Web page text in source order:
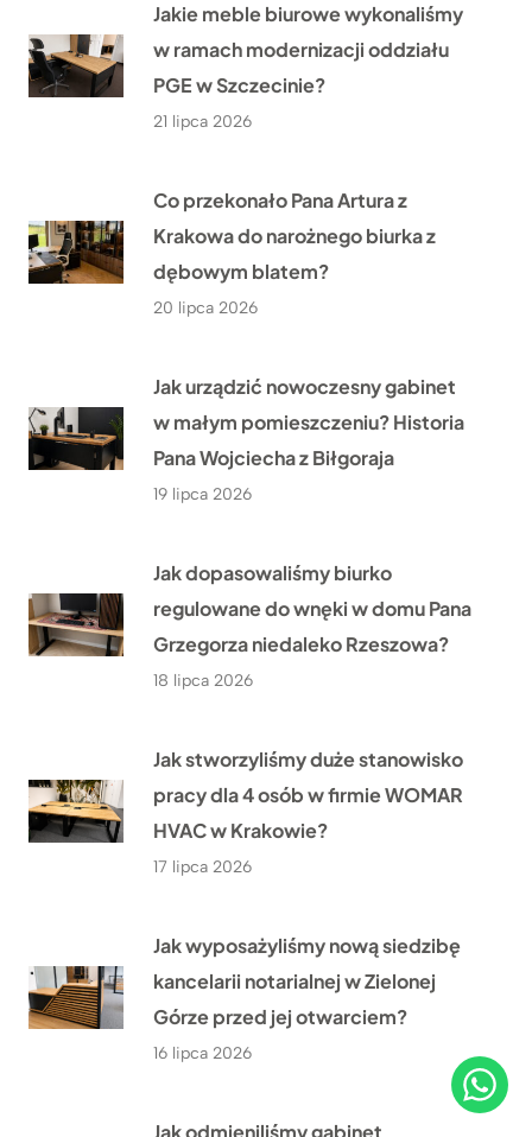
Jakie meble biurowe wykonaliśmy
w ramach modernizacji oddziału
PGE w Szczecinie?
21 lipca 2026
Co przekonało Pana Artura z
Krakowa do narożnego biurka z
dębowym blatem?
20 lipca 2026
Jak urządzić nowoczesny gabinet
w małym pomieszczeniu? Historia
Pana Wojciecha z Biłgoraja
19 lipca 2026
Jak dopasowaliśmy biurko
regulowane do wnęki w domu Pana
Grzegorza niedaleko Rzeszowa?
18 lipca 2026
Jak stworzyliśmy duże stanowisko
pracy dla 4 osób w firmie WOMAR
HVAC w Krakowie?
17 lipca 2026
Jak wyposażyliśmy nową siedzibę
kancelarii notarialnej w Zielonej
Górze przed jej otwarciem?
16 lipca 2026
Jak odmieniliśmy gabinet